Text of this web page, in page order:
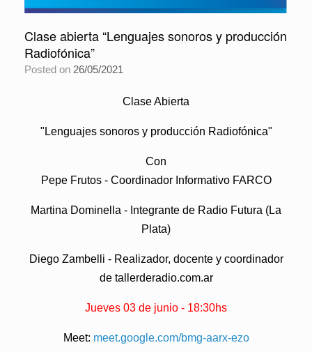
Clase abierta “Lenguajes sonoros y producción
Radiofónica”
Posted on 26/05/2021
Clase Abierta
"Lenguajes sonoros y producción Radiofónica"
Con
Pepe Frutos- Coordinador Informativo FARCO
Martina Dominella - Integrante de Radio Futura (La
Plata)
Diego Zambelli - Realizador, docente y coordinador
de tallerderadio.com.ar
Jueves 03 de junio - 18:30hs
Meet: meet.google.com/bmg-aarx-ezo